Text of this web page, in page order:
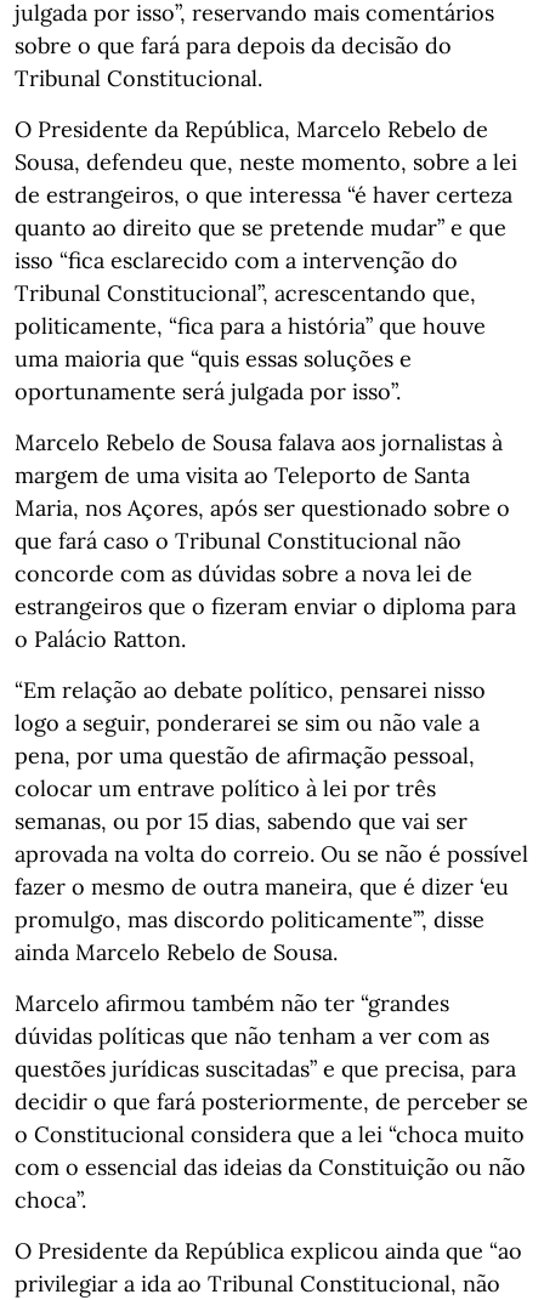
julgada por isso”, reservando mais comentários
sobre o que fará para depois da decisão do
Tribunal Constitucional.
O Presidente da República, Marcelo Rebelo de
Sousa, defendeu que, neste momento, sobre a lei
de estrangeiros, o que interessa “é haver certeza
quanto ao direito que se pretende mudar” e que
isso “fica esclarecido com a intervenção do
Tribunal Constitucional”, acrescentando que,
politicamente, “fica para a história” que houve
uma maioria que “quis essas soluções e
oportunamente será julgada por isso”.
Marcelo Rebelo de Sousa falava aos jornalistas à
margem de uma visita ao Teleporto de Santa
Maria, nos Açores, após ser questionado sobre o
que fará caso o Tribunal Constitucional não
concorde com as dúvidas sobre a nova lei de
estrangeiros que o fizeram enviar o diploma para
o Palácio Ratton.
“Em relação ao debate político, pensarei nisso
logo a seguir, ponderarei se sim ou não vale a
pena, por uma questão de afirmação pessoal,
colocar um entrave político à lei por três
semanas, ou por 15 dias, sabendo que vai ser
aprovada na volta do correio. Ou se não é possível
fazer o mesmo de outra maneira, que é dizer ‘eu
promulgo, mas discordo politicamente’”, disse
ainda Marcelo Rebelo de Sousa.
Marcelo afirmou também não ter “grandes
dúvidas políticas que não tenham a ver com as
questões jurídicas suscitadas” e que precisa, para
decidir o que fará posteriormente, de perceber se
o Constitucional considera que a lei “choca muito
com o essencial das ideias da Constituição ou não
choca”.
O Presidente da República explicou ainda que “ao
privilegiar a ida ao Tribunal Constitucional, não